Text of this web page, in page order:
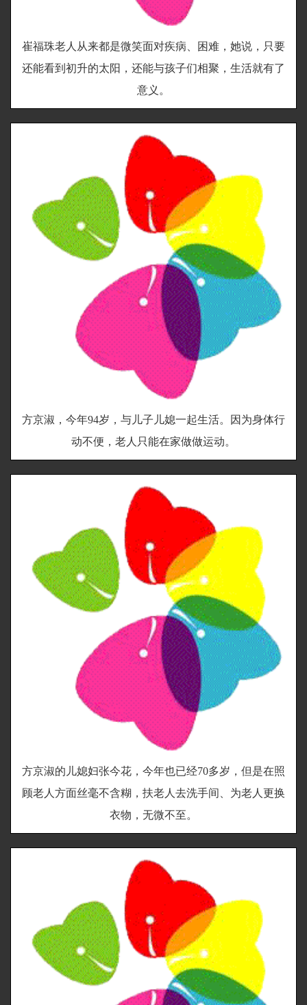
崔福珠老人从来都是微笑面对疾病、困难，她说，只要
还能看到初升的太阳，还能与孩子们相聚，生活就有了
意义。
方京淑，今年94岁，与儿子儿媳一起生活。因为身体行
动不便，老人只能在家做做运动。
方京淑的儿媳妇张今花，今年也已经70多岁，但是在照
顾老人方面丝毫不含糊，扶老人去洗手间、为老人更换
衣物，无微不至。